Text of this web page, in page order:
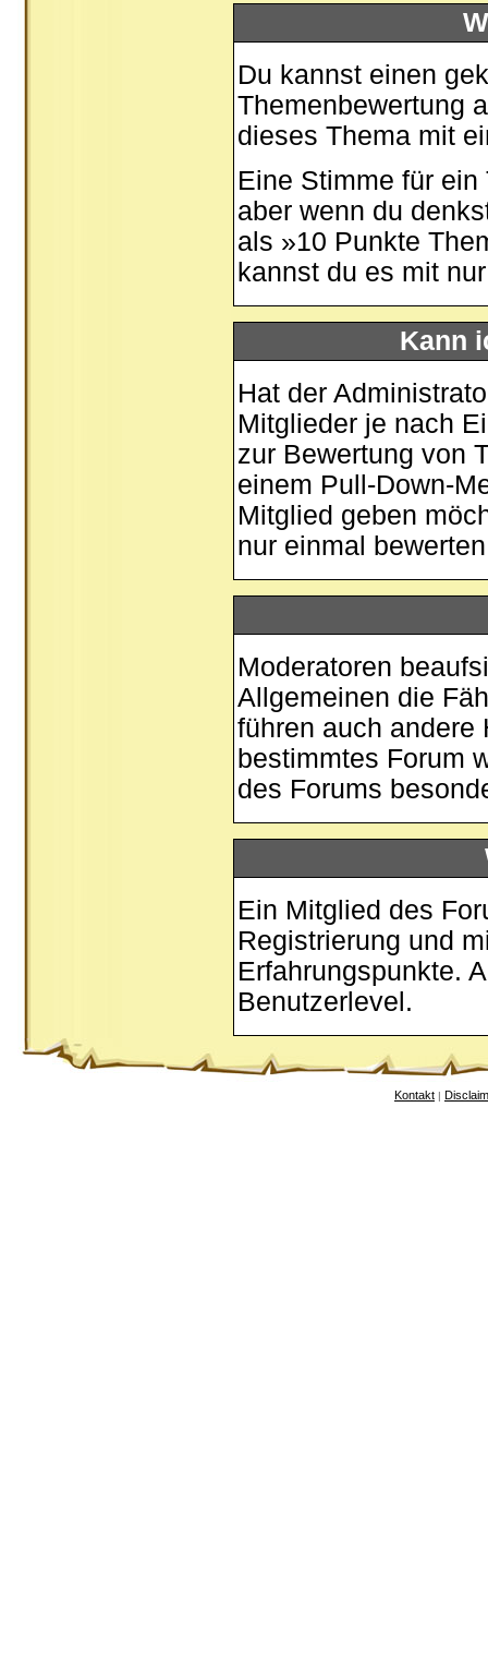
Du kannst einen
Themenbewertung
dieses Thema mit
Eine Stimme für
aber wenn du
als »10 Punkte
kannst du es mit
Kann
Hat der
Mitglieder je nach
zur Bewertung von
einem Pull-Down-
Mitglied geben
nur einmal
Moderatoren
Allgemeinen die
führen auch andere
bestimmtes Forum
des Forums
Ein Mitglied des
Registrierung und
Erfahrungspunkte.
Benutzerlevel.
Kontakt |